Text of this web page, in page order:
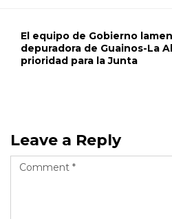
El equipo de Gobierno
depuradora de Guainos-La
prioridad para la Junta
Leave a Reply